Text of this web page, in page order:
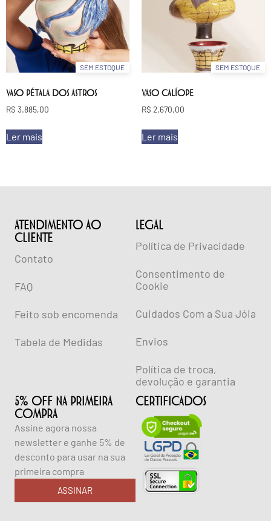
SEM ESTOQUE
VASO PÉTALA DOS ASTROS
R$ 3.885,00
Ler mais
SEM ESTOQUE
VASO CALÍOPE
R$ 2.670,00
Ler mais
ATENDIMENTO AO
CLIENTE
Contato
FAQ
Feito sob encomenda
Tabela de Medidas
lEGAL
Política de Privacidade
Consentimento de
Cookie
Cuidados Com a Sua Jóia
Envios
Política de troca,
devolução e garantia
5% OFF NA PRIMEIRA
COMPRA
Assine agora nossa
newsletter e ganhe 5% de
desconto para usar na sua
primeira compra
ASSINAR
CERTIFICADOS